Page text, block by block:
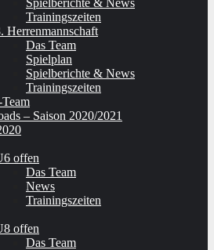
Spielberichte & News
Trainingszeiten
Herrenmannschaft
Das Team
Spielplan
Spielberichte & News
Trainingszeiten
– Saison 2020/2021
offen
Das Team
News
Trainingszeiten
offen
Das Team